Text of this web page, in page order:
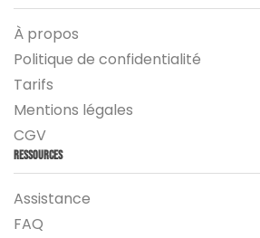
À propos
Politique de confidentialité
Tarifs
Mentions légales
CGV
Ressources
Assistance
FAQ